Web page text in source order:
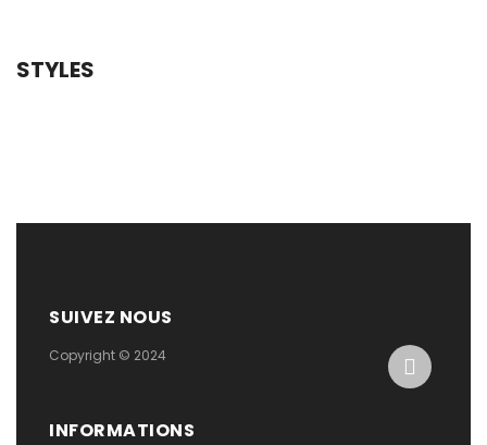
STYLES
SUIVEZ NOUS
Copyright © 2024
INFORMATIONS